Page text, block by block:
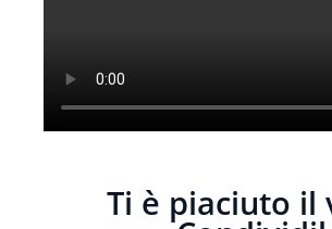
Ti è piaciuto il